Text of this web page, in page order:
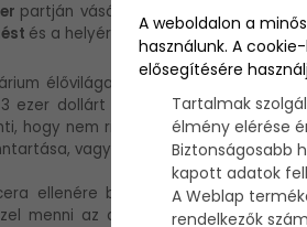
partján vásárolt egy luxusvillát,
és a helyére építtetett egy
élővilága és hogy a halak jól
ezer dollárt jelent, ez pedig 700
hogy nem ritkák a 40 fokos
vagyis az akvárium
ellenére büszke arra, hogy
menni az akváriumhoz, amit éjjel-
A weboldalon a
használunk. A
elősegítésére
Tartalmak
élmény elérése
Biztonságosabb
kapott adatok
A Weblap
rendelkezők